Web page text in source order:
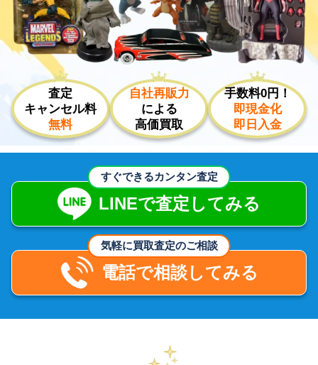
査定
キャンセル料
無料
自社再販力
による
高価買取
手数料0円！
即現金化
即日入金
すぐできるカンタン査定
LINEで査定してみる
気軽に買取査定のご相談
電話で相談してみる